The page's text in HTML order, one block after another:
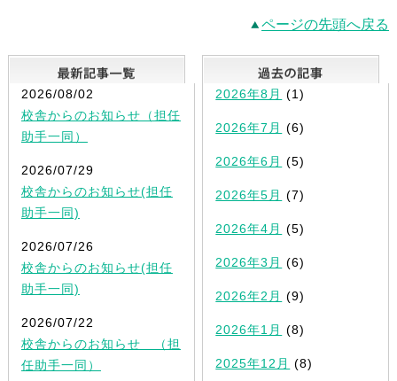
ページの先頭へ戻る
最新記事一覧
2026/08/02
校舎からのお知らせ（担任
助手一同）
2026/07/29
校舎からのお知らせ(担任
助手一同)
2026/07/26
校舎からのお知らせ(担任
助手一同)
2026/07/22
校舎からのお知らせ （担
任助手一同）
2026年8月 (1)
2026年7月 (6)
2026年6月 (5)
2026年5月 (7)
2026年4月 (5)
2026年3月 (6)
2026年2月 (9)
2026年1月 (8)
2025年12月 (8)